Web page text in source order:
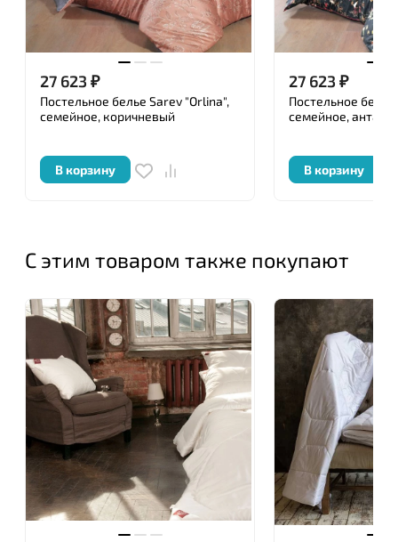
27 623 ₽
Постельное белье Sarev "Orlina",
семейное, коричневый
В корзину
27 623 ₽
Постельное белье
семейное,
В корзину
С этим товаром также покупают